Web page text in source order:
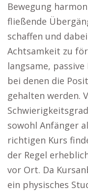
Bewegung
fließende
schaffen und
Achtsamkeit zu
langsame,
bei denen die
gehalten werden.
sowohl Anfänger
richtigen Kurs
der Regel
vor Ort. Da
ein physisches